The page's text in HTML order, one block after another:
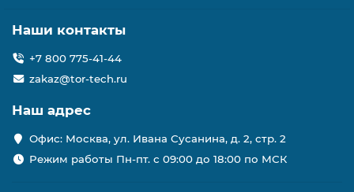
Наши контакты
+7 800 775-41-44
zakaz@tor-tech.ru
Наш адрес
Офис: Москва, ул. Ивана Сусанина, д. 2, стр. 2
Режим работы Пн-пт. с 09:00 до 18:00 по МСК